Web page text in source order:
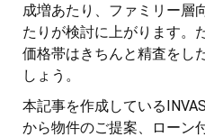
成増あたり、ファミリー層
たりが検討に上がります。
価格帯はきちんと精査をし
しょう。
本記事を作成している
から物件のご提案、ローン